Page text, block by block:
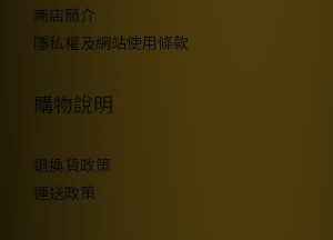
商店簡介
隱私權及網站使用條款
購物說明
退換貨政策
運送政策